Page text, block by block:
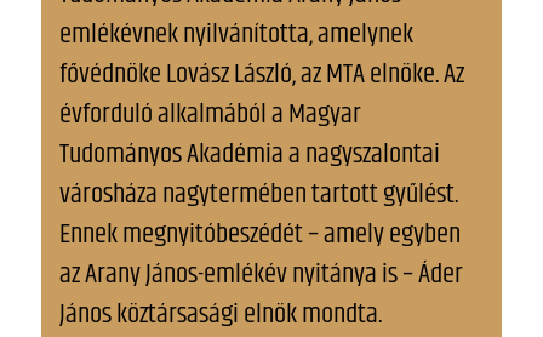
emlékévnek nyilvánította, amelynek
fővédnöke Lovász László, az MTA elnöke. Az
évforduló alkalmából a Magyar
Tudományos Akadémia a nagyszalontai
városháza nagytermében tartott gyűlést.
Ennek megnyitóbeszédét – amely egyben
az Arany János-emlékév nyitánya is – Áder
János köztársasági elnök mondta.